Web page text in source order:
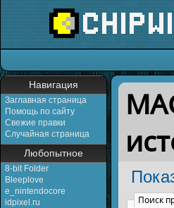
Навигация
Заглавная страница
Помощь по сайту
Свежие правки
Случайная страница
Любопытное
8-bit Folder
Bleeplove
e_nintendocore
idpixel.ru
Перейти к:
Поиск